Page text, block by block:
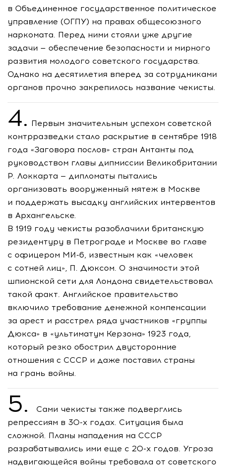
в Объединенное государственное политическое
управление (ОГПУ) на правах общесоюзного
наркомата. Перед ними стояли уже другие
задачи — обеспечение безопасности и мирного
развития молодого советского государства.
Однако на десятилетия вперед за сотрудниками
органов прочно закрепилось название чекисты.
4. Первым значительным успехом советской
контрразведки стало раскрытие в сентябре 1918
года «Заговора послов» стран Антанты под
руководством главы дипмиссии Великобритании
Р. Локкарта — дипломаты пытались
организовать вооруженный мятеж в Москве
и поддержать высадку английских интервентов
в Архангельске.
В 1919 году чекисты разоблачили британскую
резидентуру в Петрограде и Москве во главе
с офицером МИ-6, известным как «человек
с сотней лиц», П. Дюксом. О значимости этой
шпионской сети для Лондона свидетельствовал
такой факт. Английское правительство
включило требование денежной компенсации
за арест и расстрел ряда участников «группы
Дюкса» в «ультиматум Керзона» 1923 года,
который резко обострил двусторонние
отношения с СССР и даже поставил страны
на грань войны.
5.
Сами чекисты также подверглись
репрессиям в 30-х годах. Ситуация была
сложной. Планы нападения на СССР
разрабатывались ими еще с 20-х годов. Угроза
надвигающейся войны требовала от советского